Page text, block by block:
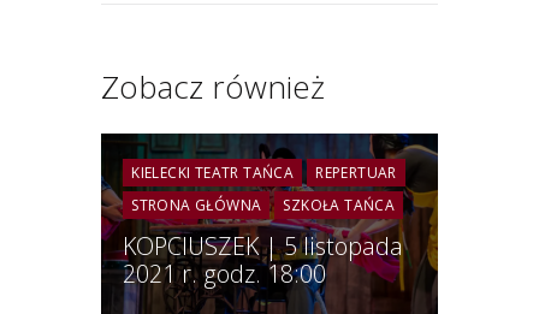
Zobacz również
KIELECKI TEATR TAŃCA
REPERTUAR
STRONA GŁÓWNA
SZKOŁA TAŃCA
KOPCIUSZEK | 5 listopada
2021 r. godz. 18:00